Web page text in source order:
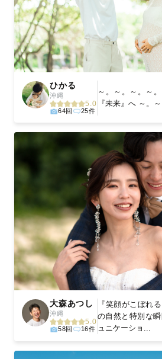
ひかる
沖縄
5.0
64回 25件
～。～。～。～
『未来』へ ～。
大森あつし
沖縄
5.0
58回 16件
『笑顔がこぼれ
の自然と特別な
ュニケーショ...